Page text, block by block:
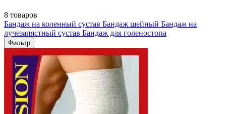
8 товаров
Бандаж на коленный сустав Бандаж шейный Бандаж на
лучезапястный сустав Бандаж для голеностопа
Фильтр